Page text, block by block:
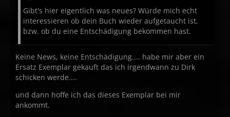
Gibt's hier eigentlich was neues? Würde mich echt
interessieren ob dein Buch wieder aufgetaucht ist,
bzw. ob du eine Entschädigung bekommen hast.
Keine News, keine Entschädigung.... habe mir aber ein
Ersatz Exemplar gekauft das ich irgendwann zu Dirk
schicken werde....
und dann hoffe ich das dieses Exemplar bei mir
ankommt.